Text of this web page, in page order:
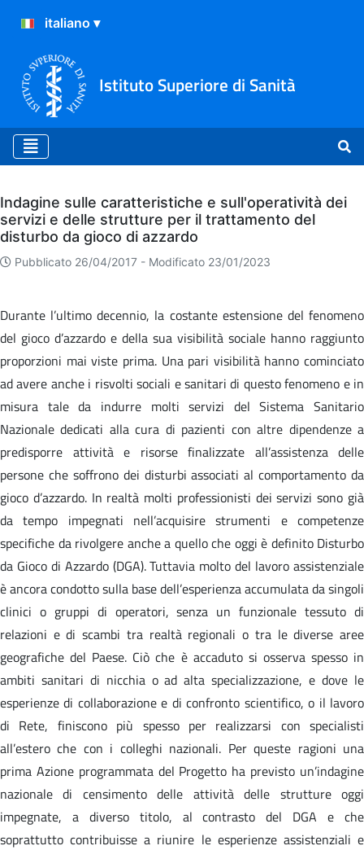
Istituto Superiore di Sanità
Archivio
Indagine sulle caratteristiche e sull'operatività dei
servizi e delle strutture per il trattamento del
disturbo da gioco di azzardo
Pubblicato 26/04/2017 - Modificato 23/01/2023
Durante l’ultimo decennio, la costante estensione del fenomeno
del gioco d’azzardo e della sua visibilità sociale hanno raggiunto
proporzioni mai viste prima. Una pari visibilità hanno cominciato
ad avere anche i risvolti sociali e sanitari di questo fenomeno e in
misura tale da indurre molti servizi del Sistema Sanitario
Nazionale dedicati alla cura di pazienti con altre dipendenze a
predisporre attività e risorse finalizzate all’assistenza delle
persone che soffrono dei disturbi associati al comportamento da
gioco d’azzardo. In realtà molti professionisti dei servizi sono già
da tempo impegnati nell’acquisire strumenti e competenze
specifiche da rivolgere anche a quello che oggi è definito Disturbo
da Gioco di Azzardo (DGA). Tuttavia molto del lavoro assistenziale
è ancora condotto sulla base dell’esperienza accumulata da singoli
clinici o gruppi di operatori, senza un funzionale tessuto di
relazioni e di scambi tra realtà regionali o tra le diverse aree
geografiche del Paese. Ciò che è accaduto si osserva spesso in
ambiti sanitari di nicchia o ad alta specializzazione, e dove le
esperienze di collaborazione e di confronto scientifico, o il lavoro
di Rete, finiscono più spesso per realizzarsi con specialisti
all’estero che con i colleghi nazionali. Per queste ragioni una
prima Azione programmata del Progetto ha previsto un’indagine
nazionale di censimento delle attività delle strutture oggi
impegnate, a diverso titolo, al contrasto del DGA e che
soprattutto contribuisse a riunire le esperienze assistenziali e